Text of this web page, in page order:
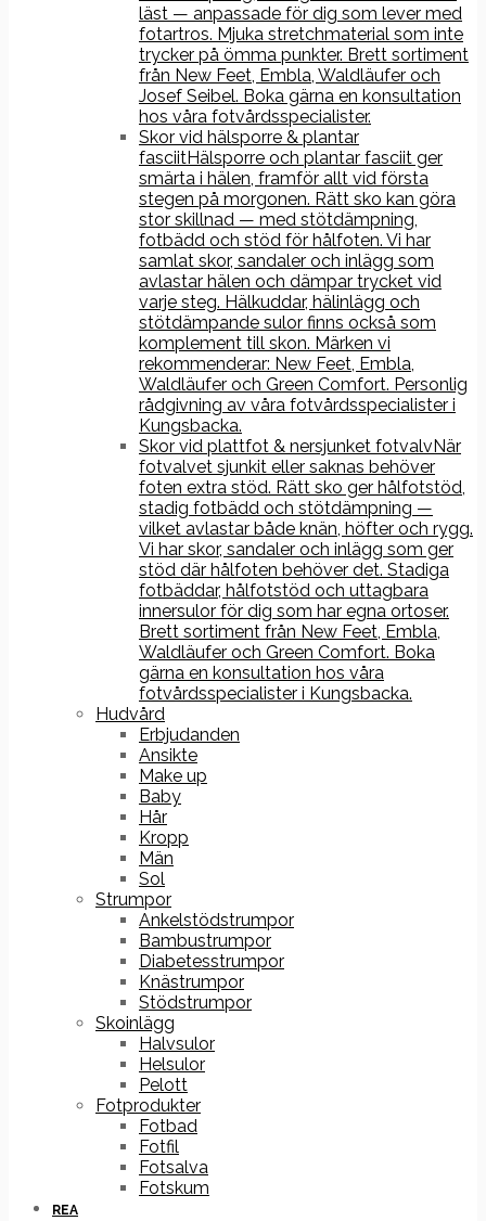
läst — anpassade för dig som lever med
fotartros. Mjuka stretchmaterial som inte
trycker på ömma punkter. Brett sortiment
från New Feet, Embla, Waldläufer och
Josef Seibel. Boka gärna en konsultation
hos våra fotvårdsspecialister.
Skor vid hälsporre & plantar
fasciitHälsporre och plantar fasciit ger
smärta i hälen, framför allt vid första
stegen på morgonen. Rätt sko kan göra
stor skillnad — med stötdämpning,
fotbädd och stöd för hålfoten. Vi har
samlat skor, sandaler och inlägg som
avlastar hälen och dämpar trycket vid
varje steg. Hälkuddar, hälinlägg och
stötdämpande sulor finns också som
komplement till skon. Märken vi
rekommenderar: New Feet, Embla,
Waldläufer och Green Comfort. Personlig
rådgivning av våra fotvårdsspecialister i
Kungsbacka.
Skor vid plattfot & nersjunket fotvalvNär
fotvalvet sjunkit eller saknas behöver
foten extra stöd. Rätt sko ger hålfotstöd,
stadig fotbädd och stötdämpning —
vilket avlastar både knän, höfter och rygg.
Vi har skor, sandaler och inlägg som ger
stöd där hålfoten behöver det. Stadiga
fotbäddar, hålfotstöd och uttagbara
innersulor för dig som har egna ortoser.
Brett sortiment från New Feet, Embla,
Waldläufer och Green Comfort. Boka
gärna en konsultation hos våra
fotvårdsspecialister i Kungsbacka.
Hudvård
Erbjudanden
Ansikte
Make up
Baby
Hår
Kropp
Män
Sol
Strumpor
Ankelstödstrumpor
Bambustrumpor
Diabetesstrumpor
Knästrumpor
Stödstrumpor
Skoinlägg
Halvsulor
Helsulor
Pelott
Fotprodukter
Fotbad
Fotfil
Fotsalva
Fotskum
REA